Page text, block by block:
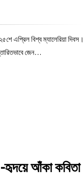
এপ্রিল বিশ্ব ম্যালেরিয়া দিবস।
জেন…
-হৃদয়ে আঁকা কবিতা